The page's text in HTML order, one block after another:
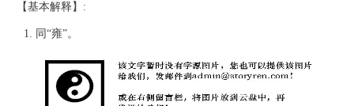
【基本解释】:
同“雍”。